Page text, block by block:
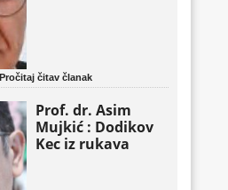
Pročitaj čitav članak
Prof. dr. Asim
Mujkić : Dodikov
Kec iz rukava